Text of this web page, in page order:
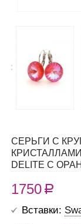
СЕРЬГИ С
КРИСТАЛЛАМИ
DELITE С
1750R
Вставки: